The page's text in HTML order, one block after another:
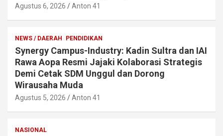
Agustus 6, 2026 Anton 41
NEWS / DAERAH PENDIDIKAN
Synergy Campus-Industry: Kadin Sultra dan IAI
Rawa Aopa Resmi Jajaki Kolaborasi Strategis
Demi Cetak SDM Unggul dan Dorong
Wirausaha Muda
Agustus 5, 2026 Anton 41
NASIONAL